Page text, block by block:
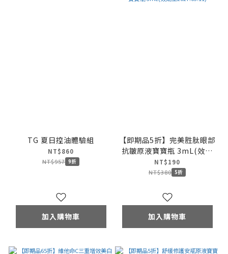
TG 夏日控油體驗組
NT$860
NT$957 9折
加入購物車
【即期品5折】完美胜肽眼部
抗皺原液寶寶瓶 3mL(效期
至2027.03.11)
NT$190
NT$380 5折
加入購物車